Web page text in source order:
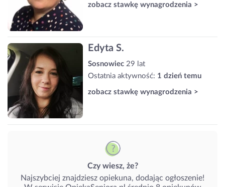
zobacz stawkę wynagrodzenia >
Edyta S.
Sosnowiec 29 lat
Ostatnia aktywność: 1 dzień temu
zobacz stawkę wynagrodzenia >
Czy wiesz, że?
Najszybciej znajdziesz opiekuna, dodając ogłoszenie!